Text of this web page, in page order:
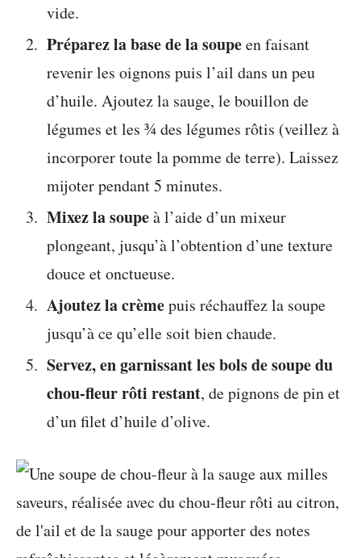
vide.
Préparez la base de la soupeen faisant
revenir les oignons puis l’ail dans un peu
d’huile. Ajoutez la sauge, le bouillon de
légumes et les ¾ des légumes rôtis (veillez à
incorporer toute la pomme de terre). Laissez
mijoter pendant 5 minutes.
Mixez la soupeà l’aide d’un mixeur
plongeant, jusqu’à l’obtention d’une texture
douce et onctueuse.
Ajoutez la crèmepuis réchauffez la soupe
jusqu’à ce qu’elle soit bien chaude.
Servez, en garnissant les bols de soupe du
chou-fleur rôti restant, de pignons de pin et
d’un filet d’huile d’olive.